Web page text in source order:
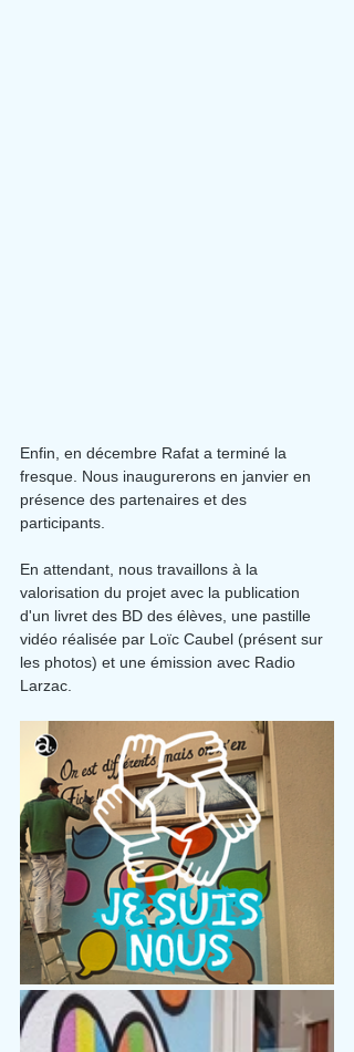
Enfin, en décembre Rafat a terminé la
fresque. Nous inaugurerons en janvier en
présence des partenaires et des
participants.
En attendant, nous travaillons à la
valorisation du projet avec la publication
d'un livret des BD des élèves, une pastille
vidéo réalisée par Loïc Caubel (présent sur
les photos) et une émission avec Radio
Larzac.